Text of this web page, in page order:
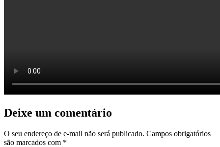
Deixe um comentário
O seu endereço de e-mail não será publicado. Campos obrigatórios
são marcados com *